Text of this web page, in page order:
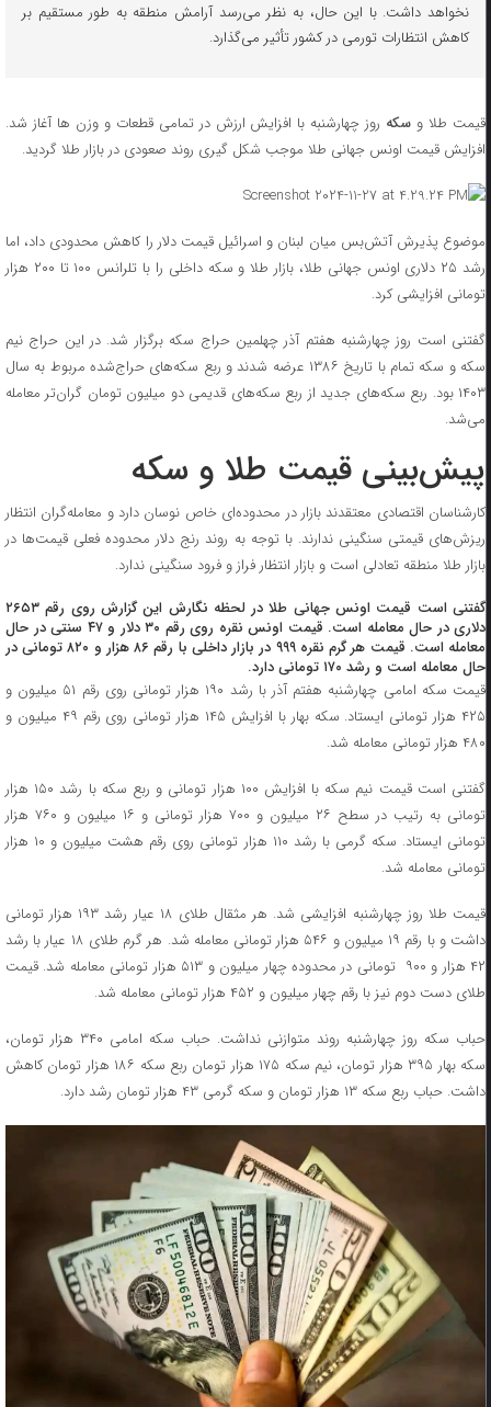
نخواهد داشت. با این حال، به نظر می‌رسد آرامش منطقه به طور مستقیم بر
کاهش انتظارات تورمی در کشور تأثیر می‌گذارد.
قیمت طلا و سکهروز چهارشنبه با افزایش ارزش در تمامی قطعات و وزن‌ ها آغاز شد.
افزایش قیمت اونس جهانی طلا موجب شکل‌ گیری روند صعودی در بازار طلا گردید.
موضوع پذیرش آتش‌بس میان لبنان و اسرائیل قیمت دلار را کاهش محدودی داد، اما
رشد ۲۵ دلاری اونس جهانی طلا، بازار طلا و سکه داخلی را با تلرانس ۱۰۰ تا ۲۰۰ هزار
تومانی افزایشی کرد.
گفتنی است روز چهارشنبه هفتم آذر چهلمین حراج سکه برگزار شد. در این حراج نیم‌
سکه و سکه تمام با تاریخ ۱۳۸۶ عرضه شدند و ربع سکه‌های حراج‌شده مربوط به سال
۱۴۰۳ بود. ربع‌ سکه‌های جدید از ربع‌ سکه‌های قدیمی دو میلیون تومان گران‌تر معامله
می‌شد.
پیش‌بینی قیمت طلا و سکه
کارشناسان اقتصادی معتقدند بازار در محدوده‌ای خاص نوسان دارد و معامله‌گران انتظار
ریزش‌های قیمتی سنگینی ندارند. با توجه به روند رنج دلار محدوده‌ فعلی قیمت‌ها در
بازار طلا منطقه تعادلی است و بازار انتظار فراز و فرود سنگینی ندارد.
گفتنی است قیمت اونس جهانی طلا در لحظه نگارش این گزارش روی رقم ۲۶۵۳
دلاری در حال معامله است. قیمت اونس نقره روی رقم ۳۰ دلار و ۴۷ سنتی در حال
معامله است. قیمت هر گرم نقره ۹۹۹ در بازار داخلی با رقم ۸۶ هزار و ۸۲۰ تومانی در
حال معامله است و رشد ۱۷۰ تومانی دارد.
قیمت سکه امامی چهارشنبه هفتم آذر با رشد ۱۹۰ هزار تومانی روی رقم ۵۱ میلیون و
۴۲۵ هزار تومانی ایستاد. سکه‌ بهار با افزایش ۱۴۵ هزار تومانی روی رقم ۴۹ میلیون و
۴۸۰ هزار تومانی معامله شد.
گفتنی است قیمت نیم‌‌‌ سکه با افزایش ۱۰۰ هزار تومانی و ربع‌ سکه با رشد ۱۵۰ هزار
تومانی به ‌رتیب در سطح ۲۶ میلیون و ۷۰۰ هزار تومانی و ۱۶ میلیون و ۷۶۰ هزار
تومانی ایستاد. سکه گرمی با رشد ۱۱۰ هزار تومانی روی رقم هشت میلیون و ۱۰ هزار
تومانی معامله شد.
قیمت طلا روز چهارشنبه افزایشی شد. هر مثقال طلای ۱۸ عیار رشد ۱۹۳ هزار تومانی
داشت و با رقم ۱۹ میلیون و ۵۴۶ هزار تومانی معامله شد. هر گرم طلای ۱۸ عیار با رشد
۴۲ هزار و ۹۰۰ تومانی در محدوده چهار میلیون و ۵۱۳ هزار تومانی معامله شد. قیمت
طلای دست دوم نیز با رقم چهار میلیون و ۴۵۲ هزار تومانی معامله شد.
حباب سکه روز چهارشنبه روند متوازنی نداشت. حباب سکه امامی ۳۴۰ هزار تومان،
سکه بهار ۳۹۵ هزار تومان، نیم‌ سکه ۱۷۵ هزار تومان ربع سکه ۱۸۶ هزار تومان کاهش
داشت. حباب ربع سکه ۱۳ هزار تومان و سکه گرمی ۴۳ هزار تومان رشد دارد.